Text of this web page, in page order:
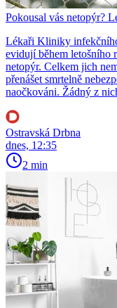
Pokousal vás netopýr?
Lékaři Kliniky
evidují během letošního
netopýr. Celkem jich
přenášet smrtelně
naočkováni. Žádný z
Ostravská Drbna
dnes, 12:35
2 min